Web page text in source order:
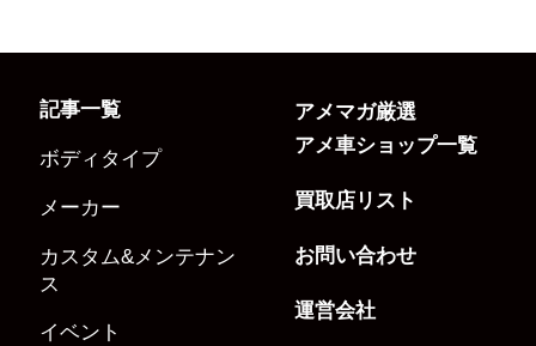
記事一覧
ボディタイプ
メーカー
カスタム&メンテナン
ス
イベント
アメマガ厳選
アメ車ショップ一覧
買取店リスト
お問い合わせ
運営会社